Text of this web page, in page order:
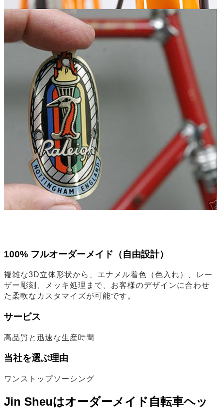
100% フルオーダーメイド（自由設計）
複雑な3D立体形状から、エナメル着色（色入れ）、レー
ザー彫刻、メッキ処理まで、お客様のデザインに合わせ
た柔軟なカスタマイズが可能です。
サービス
高品質と迅速な生産時間
当社を選ぶ理由
ワンストップソーシング
Jin Sheuはオーダーメイド自転車ヘッ